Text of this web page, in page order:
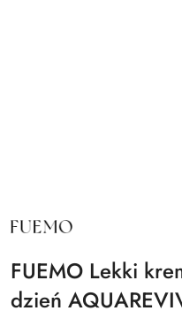
NAZWA
PRODUCENTA:
FUEMO Lekki
dzień